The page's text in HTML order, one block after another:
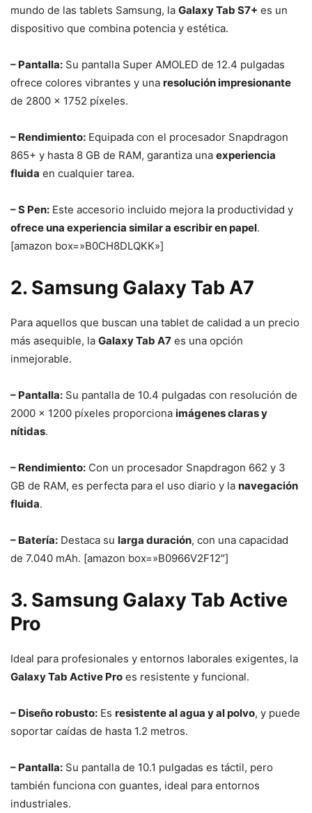
mundo de las tablets Samsung, la Galaxy Tab S7+ es un
dispositivo que combina potencia y estética.
– Pantalla: Su pantalla Super AMOLED de 12.4 pulgadas
ofrece colores vibrantes y una resolución impresionante
de 2800 x 1752 píxeles.
– Rendimiento: Equipada con el procesador Snapdragon
865+ y hasta 8 GB de RAM, garantiza una experiencia
fluida en cualquier tarea.
– S Pen: Este accesorio incluido mejora la productividad y
ofrece una experiencia similar a escribir en papel.
[amazon box=»B0CH8DLQKK»]
2. Samsung Galaxy Tab A7
Para aquellos que buscan una tablet de calidad a un precio
más asequible, la Galaxy Tab A7 es una opción
inmejorable.
– Pantalla: Su pantalla de 10.4 pulgadas con resolución de
2000 x 1200 píxeles proporciona imágenes claras y
nítidas.
– Rendimiento: Con un procesador Snapdragon 662 y 3
GB de RAM, es perfecta para el uso diario y la navegación
fluida.
– Batería: Destaca su larga duración, con una capacidad
de 7.040 mAh. [amazon box=»B0966V2F12″]
3. Samsung Galaxy Tab Active
Pro
Ideal para profesionales y entornos laborales exigentes, la
Galaxy Tab Active Pro es resistente y funcional.
– Diseño robusto: Es resistente al agua y al polvo, y puede
soportar caídas de hasta 1.2 metros.
– Pantalla: Su pantalla de 10.1 pulgadas es táctil, pero
también funciona con guantes, ideal para entornos
industriales.